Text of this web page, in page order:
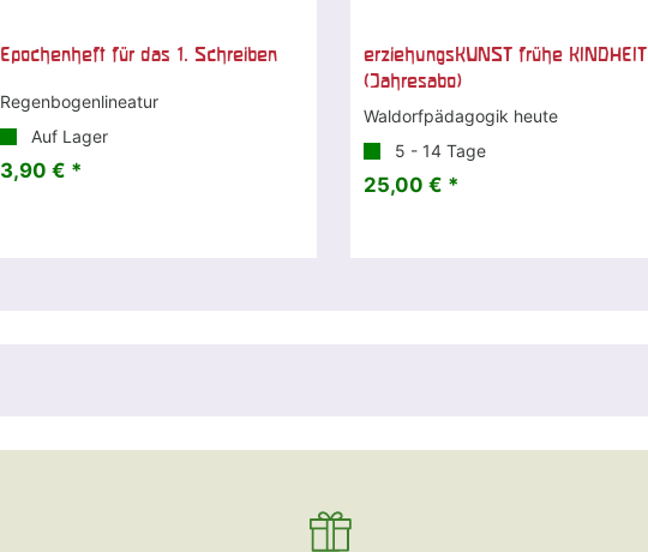
Epochenheft für das 1. Schreiben
Regenbogenlineatur
Auf Lager
3,90 € *
erziehungsKUNST frühe KINDHEIT
(Jahresabo)
Waldorfpädagogik heute
5 - 14 Tage
25,00 € *